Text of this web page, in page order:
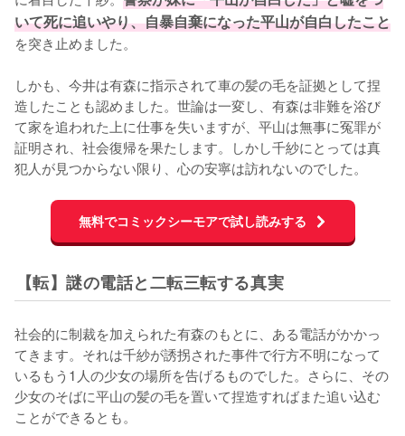
いて死に追いやり、自暴自棄になった平山が自白したこと
を突き止めました。
しかも、今井は有森に指示されて車の髪の毛を証拠として捏
造したことも認めました。世論は一変し、有森は非難を浴び
て家を追われた上に仕事を失いますが、平山は無事に冤罪が
証明され、社会復帰を果たします。しかし千紗にとっては真
犯人が見つからない限り、心の安寧は訪れないのでした。
無料でコミックシーモアで試し読みする
【転】謎の電話と二転三転する真実
社会的に制裁を加えられた有森のもとに、ある電話がかかっ
てきます。それは千紗が誘拐された事件で行方不明になって
いるもう1人の少女の場所を告げるものでした。さらに、その
少女のそばに平山の髪の毛を置いて捏造すればまた追い込む
ことができるとも。